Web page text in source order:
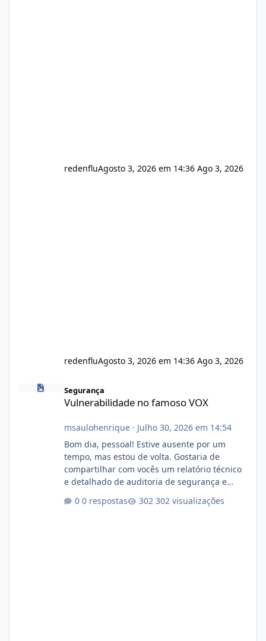
redenfluAgosto 3, 2026 em 14:36 Ago 3, 2026
redenfluAgosto 3, 2026 em 14:36 Ago 3, 2026
Vulnerabilidade no famoso VOX
Segurança
Vulnerabilidade no famoso VOX
msaulohenrique· Julho 30, 2026 em 14:54
Bom dia, pessoal! Estive ausente por um
tempo, mas estou de volta. Gostaria de
compartilhar com vocês um relatório técnico
e detalhado de auditoria de segurança e
atualmente em circulação e comercialização
0 respostas 302 visualizações